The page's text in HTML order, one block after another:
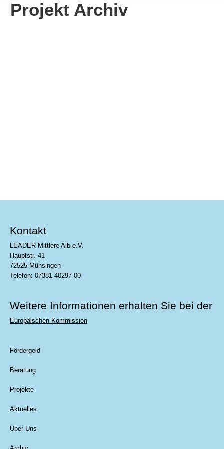
Projekt Archiv
Kontakt
LEADER Mittlere Alb e.V.
Hauptstr. 41
72525 Münsingen
Telefon: 07381 40297-00
Weitere Informationen erhalten Sie bei der
Europäischen Kommission
Fördergeld
Beratung
Projekte
Aktuelles
Über Uns